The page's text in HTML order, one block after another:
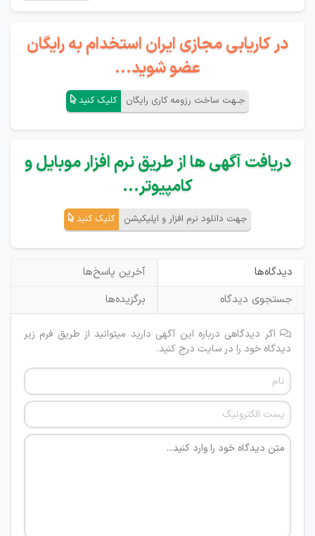
در کاریابی مجازی ایران استخدام به رایگان
عضو شوید...
جـهت ساخت رزومه کاری رایگان کلیک کنید
دریافت آگهی ها از طریق نرم افزار موبایل و
کامپیوتر...
جهت دانلود نرم افزار و اپلیکیشن کلیک کنید
دیدگاه‌ها
آخرین پاسخ‌ها
جستجوی دیدگاه
برگزیده‌ها
اگر دیدگاهی درباره این آگهی دارید میتوانید از طریق فرم زیر
دیدگاه خود را در سایت درج کنید.